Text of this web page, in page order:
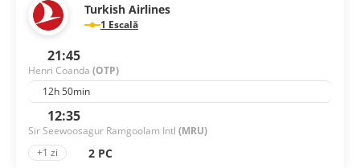
Turkish Airlines
1 Escală
21:45
Henri Coanda (OTP)
12h 50min
12:35
Sir Seewoosagur Ramgoolam Intl (MRU)
+1 zi
2 PC